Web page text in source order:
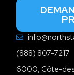
(888) 807-7217
6000, Côte-